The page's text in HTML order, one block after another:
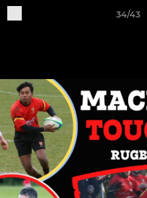
34/43